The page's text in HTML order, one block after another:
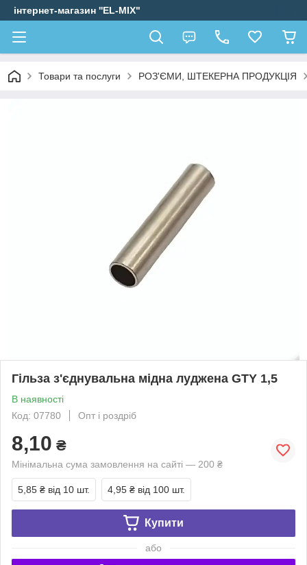
інтернет-магазин ''EL-MIX"
Товари та послуги РОЗ'ЄМИ, ШТЕКЕРНА ПРОДУКЦІЯ
Гільза з'єднувальна мідна луджена GTY 1,5
В наявності
Код: 07780
Опт і роздріб
8,10 ₴
Мінімальна сума замовлення на сайті — 200 ₴
5,85 ₴ від 10 шт. 4,95 ₴ від 100 шт.
Купити
або